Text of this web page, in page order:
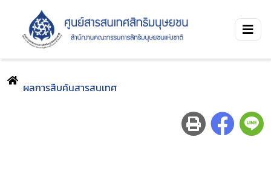
ผลการสืบค้นสารสนเทศ